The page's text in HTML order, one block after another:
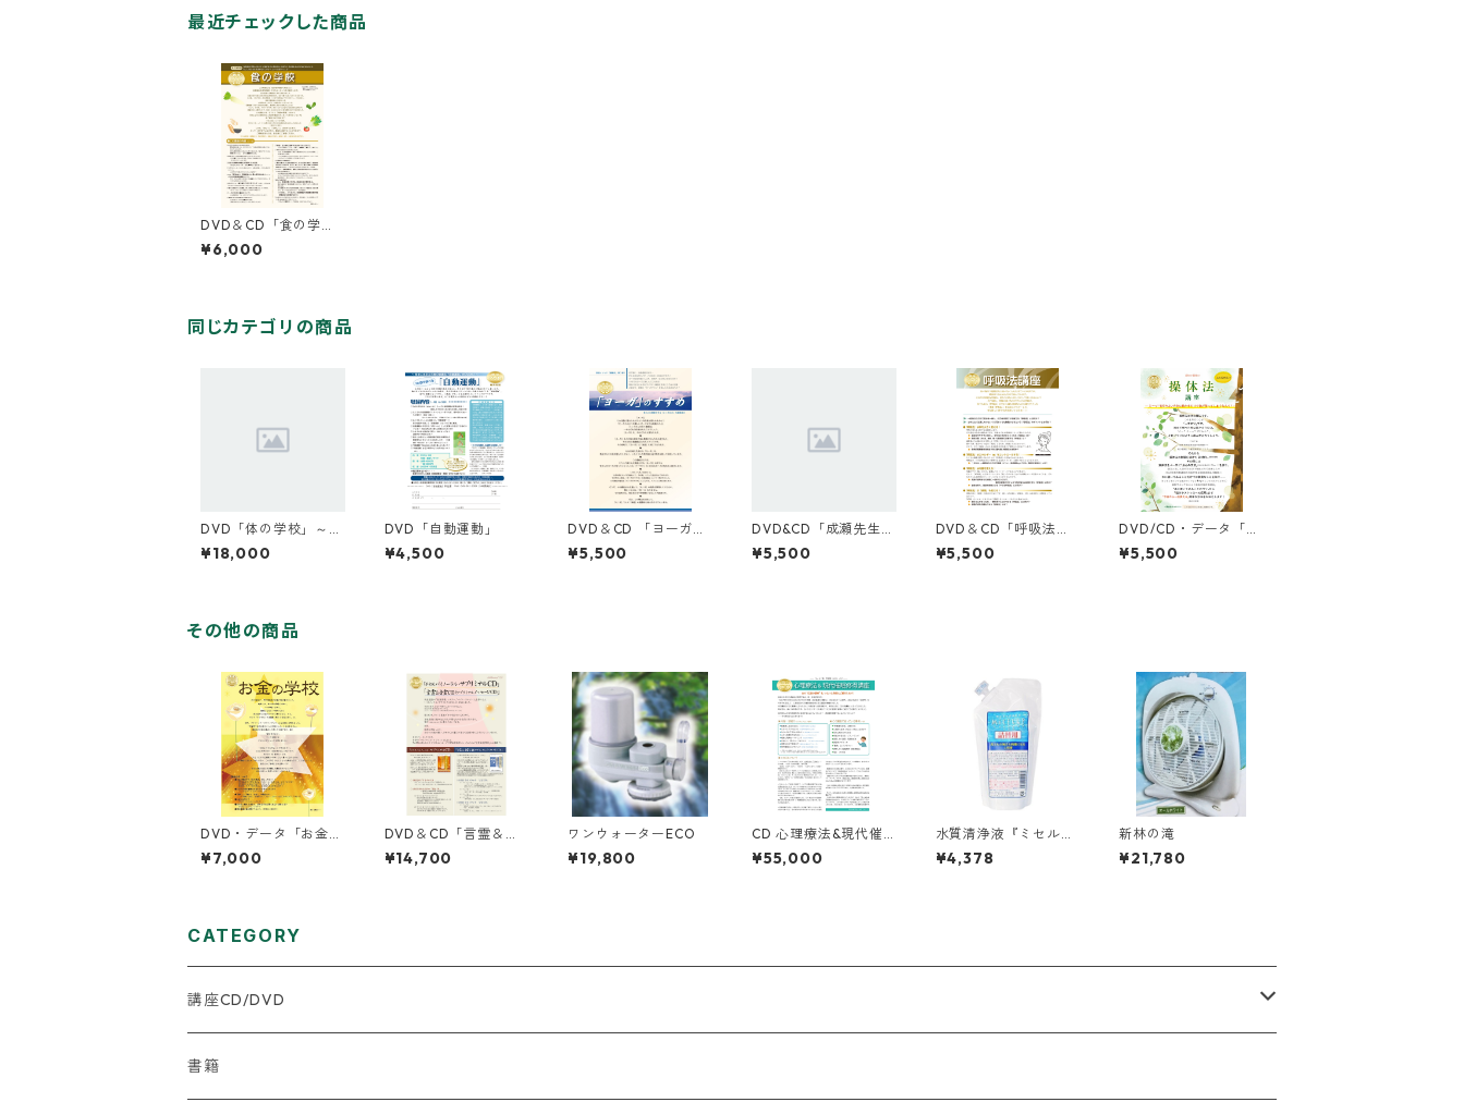
最近チェックした商品
DVD＆CD「食の学校
Ⅰ」
¥6,000
同じカテゴリの商品
DVD「体の学校」～Yo
uTubeバージョン～
『楽に』＆『楽しく』
¥18,000
DVD「自動運動」
¥4,500
DVD＆CD 「ヨーガ」
のすすめ（とっておき
の運動法2）
¥5,500
DVD&CD「成瀬先生特
別講座【ヨガの基
本】」
¥5,500
DVD＆CD「呼吸法講
座」
¥5,500
DVD/CD・データ「操
体法講座」
¥5,500
その他の商品
DVD・データ「お金の
学校」
¥7,000
DVD＆CD「言霊＆音
霊ＣＤ」
¥14,700
ワンウォーターECO
¥19,800
CD 心理療法&現代催
眠修得講座 ＜吉本武史
先生＞
¥55,000
水質清浄液『ミセル』
詰替用
¥4,378
新林の滝
¥21,780
CATEGORY
講座CD/DVD
★はじめに何を購入したらいいか迷う方へ
書籍